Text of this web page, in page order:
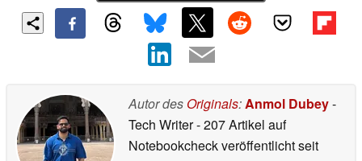
Autor des Originals:Anmol Dubey-
Tech Writer- 207 Artikel auf
Notebookcheck veröffentlichtseit